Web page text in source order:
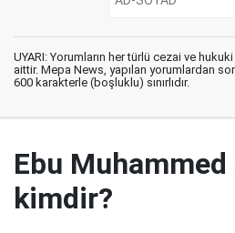
UYARI: Yorumların her türlü cezai ve
aittir. Mepa News, yapılan yorumlardan
600 karakterle (boşluklu) sınırlıdır.
Ebu Muhammed
kimdir?